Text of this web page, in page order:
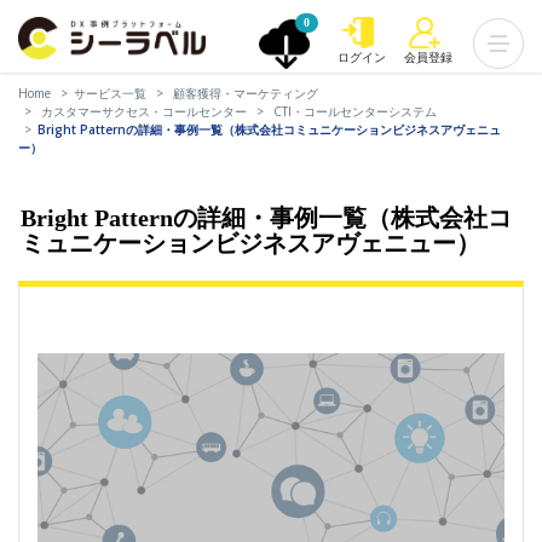
0
ログイン 会員登録
Home サービス一覧
顧客獲得・マーケティング
カスタマーサクセス・コールセンター
CTI・コールセンターシステム
Bright Patternの詳細・事例一覧（株式会社コミュニケーションビジネスアヴェニュ
ー）
Bright Patternの詳細・事例一覧（株式会社コ
ミュニケーションビジネスアヴェニュー）